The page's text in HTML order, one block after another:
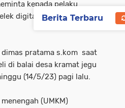
kepada pelaku
digital
pratama s.kom saat
di balai desa kramat jegu
(14/5/23) pagi lalu.
(UMKM)
Berita Terbaru